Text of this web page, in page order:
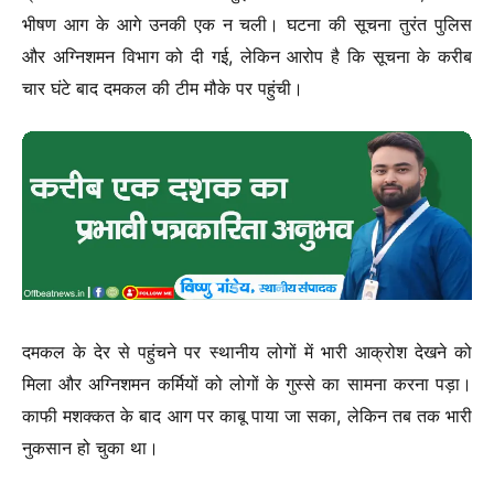
भीषण आग के आगे उनकी एक न चली। घटना की सूचना तुरंत पुलिस
और अग्निशमन विभाग को दी गई, लेकिन आरोप है कि सूचना के करीब
चार घंटे बाद दमकल की टीम मौके पर पहुंची।
दमकल के देर से पहुंचने पर स्थानीय लोगों में भारी आक्रोश देखने को
मिला और अग्निशमन कर्मियों को लोगों के गुस्से का सामना करना पड़ा।
काफी मशक्कत के बाद आग पर काबू पाया जा सका, लेकिन तब तक भारी
नुकसान हो चुका था।